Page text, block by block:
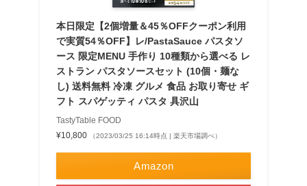
本日限定【2個増量＆45％OFFクーポン利用
で実質54％OFF】レ/PastaSauce パスタソ
ース 限定MENU 手作り 10種類から選べる レ
ストラン パスタソースセット (10個・麺な
し) 送料無料 冷凍 グルメ 食品 お取り寄せ ギ
フト スパゲッティ パスタ 具沢山
TastyTable FOOD
¥10,800
（2023/03/25 16:14時点 | 楽天市場調べ）
Amazon